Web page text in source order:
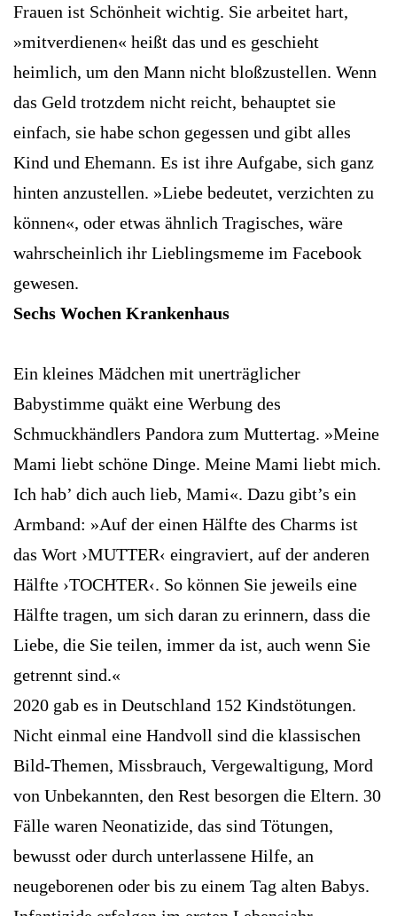
Frauen ist Schönheit wichtig. Sie arbeitet hart,
»mitverdienen« heißt das und es geschieht
heimlich, um den Mann nicht bloßzustellen. Wenn
das Geld trotzdem nicht reicht, behauptet sie
einfach, sie habe schon gegessen und gibt alles
Kind und Ehemann. Es ist ihre Aufgabe, sich ganz
hinten anzustellen. »Liebe bedeutet, verzichten zu
können«, oder etwas ähnlich Tragisches, wäre
wahrscheinlich ihr Lieblingsmeme im Facebook
gewesen.
Sechs Wochen Krankenhaus
Ein kleines Mädchen mit unerträglicher
Babystimme quäkt eine Werbung des
Schmuckhändlers Pandora zum Muttertag. »Meine
Mami liebt schöne Dinge. Meine Mami liebt mich.
Ich hab’ dich auch lieb, Mami«. Dazu gibt’s ein
Armband: »Auf der einen Hälfte des Charms ist
das Wort ›MUTTER‹ eingraviert, auf der anderen
Hälfte ›TOCHTER‹. So können Sie jeweils eine
Hälfte tragen, um sich daran zu erinnern, dass die
Liebe, die Sie teilen, immer da ist, auch wenn Sie
getrennt sind.«
2020 gab es in Deutschland 152 Kindstötungen.
Nicht einmal eine Handvoll sind die klassischen
Bild-Themen, Missbrauch, Vergewaltigung, Mord
von Unbekannten, den Rest besorgen die Eltern. 30
Fälle waren Neonatizide, das sind Tötungen,
bewusst oder durch unterlassene Hilfe, an
neugeborenen oder bis zu einem Tag alten Babys.